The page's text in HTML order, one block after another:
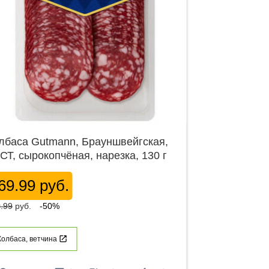
Gutmann, Брауншвейгская,
сырокопчёная, нарезка, 130 г
руб.
руб. -50%
ветчина